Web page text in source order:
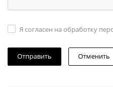
Я согласен на обработку
Отменить